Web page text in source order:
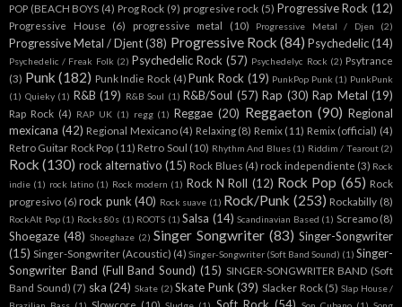
POP (BEACH BOYS (4) Prog Rock (9) progresive rock (5) Progressive Rock (12)
Progressive House (6) progressive metal (10) Progressive Metal / Djen (2)
Progressive Metal / Djent (38) Progressive Rock (84) Psychedelic(14)
Psychedelic / Freak Folk (2) Psychedelic Rock (57) Psychedelyc Rock (2) Psytrance
(3) Punk (182) Punk Indie Rock (4) Punk Rock (19) PunkPop Punk (1) PunkPunk
(1) Quieky (1) R&B (19) R&B Soul (1) R&B/Soul (57) Rap (30) Rap Metal (19)
Rap Rock (4) RAP UK (1) regg (1) Reggae (20) Reggaeton (90) Regional
mexicana (42) Regional Mexicano (4) Relaxing (8) Remix (11) Remix (official) (4)
Retro Guitar Rock Pop (11) Retro Soul (10) Rhythm And Blues (1) Riddim / Tearout (2)
Rock (130) rock alternativo (15) Rock Blues (4) rock independiente (3) Rock
indie (1) rock latino (1) Rock modern (1) Rock N Roll (12) Rock Pop (65) Rock
progresivo (6) rock punk (40) Rock suave (1) Rock/Punk (253) Rockabilly (8)
RockAlt Pop (1) Rocks 80s (1) ROOTS (1) Salsa (14) Scandinavian Based (1) Screamo (8)
Shoegaze (48) Shoeghaze (2) Singer Songwriter (83) Singer-Songwriter
(15) Singer-Songwriter (Acoustic) (4) Singer-Songwriter (Soft Band Sound) (1) Singer-
Songwriter Band (Full Band Sound) (15) SINGER-SONGWRITER BAND (Soft
Band Sound) (7) ska (24) Skate (2) Skate Punk (39) Slacker Rock (5) Slap House /
Slowcore (10)